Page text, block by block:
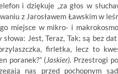
i dziękuje „za głos w
z Jarosławem Ławskim w
miejsce w mikro- i
Jest, Teraz, Tak; są bez
firletka, lecz to
poranek?” (Jaskier). Przestrogi
nas przed pochopnym